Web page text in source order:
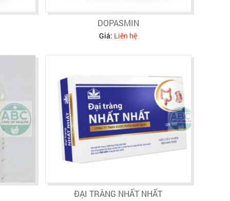
DOPASMIN
Giá: Liên hệ
ĐẠI TRÀNG NHẤT NHẤT